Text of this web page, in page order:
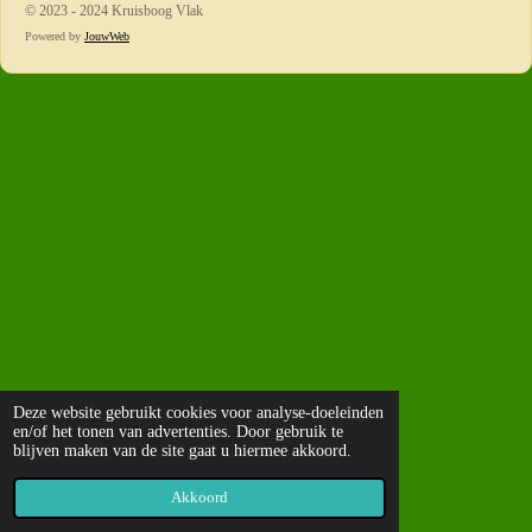
Deze website gebruikt cookies voor analyse-doeleinden
en/of het tonen van advertenties. Door gebruik te
blijven maken van de site gaat u hiermee akkoord.
Akkoord
© 2023 - 2024 Kruisboog Vlak
Powered by JouwWeb